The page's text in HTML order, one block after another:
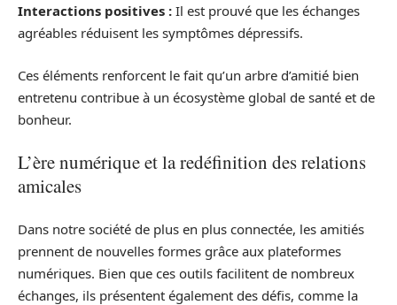
Interactions positives : Il est prouvé que les échanges
agréables réduisent les symptômes dépressifs.
Ces éléments renforcent le fait qu’un arbre d’amitié bien
entretenu contribue à un écosystème global de santé et de
bonheur.
L’ère numérique et la redéfinition des relations
amicales
Dans notre société de plus en plus connectée, les amitiés
prennent de nouvelles formes grâce aux plateformes
numériques. Bien que ces outils facilitent de nombreux
échanges, ils présentent également des défis, comme la